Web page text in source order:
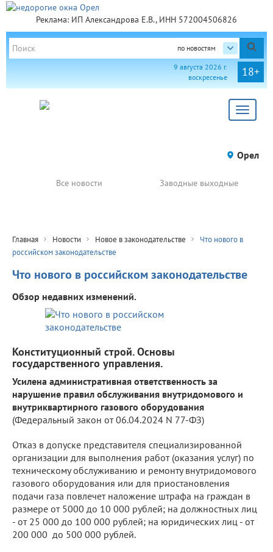
Реклама: ИП Александрова Е.В., ИНН 572004506826
по новостям
18+
9 августа 2026 г.
воскресенье
Toggle
Орел
Все новости Заводные выходные
Главная Новости Новое в законодательстве
Что нового в
российском законодательстве
Что нового в российском законодательстве
Обзор недавних изменений.
Конституционный строй. Основы
государственного управления.
Усилена административная ответственность за
нарушение правил обслуживания внутридомового и
внутриквартирного газового оборудования
(Федеральный закон от 06.04.2024 N 77-ФЗ)
Отказ в допуске представителя специализированной
организации для выполнения работ (оказания услуг) по
техническому обслуживанию и ремонту внутридомового
газового оборудования или для приостановления
подачи газа повлечет наложение штрафа на граждан в
размере от 5000 до 10 000 рублей; на должностных лиц
- от 25 000 до 100 000 рублей; на юридических лиц - от
200 000 до 500 000 рублей.